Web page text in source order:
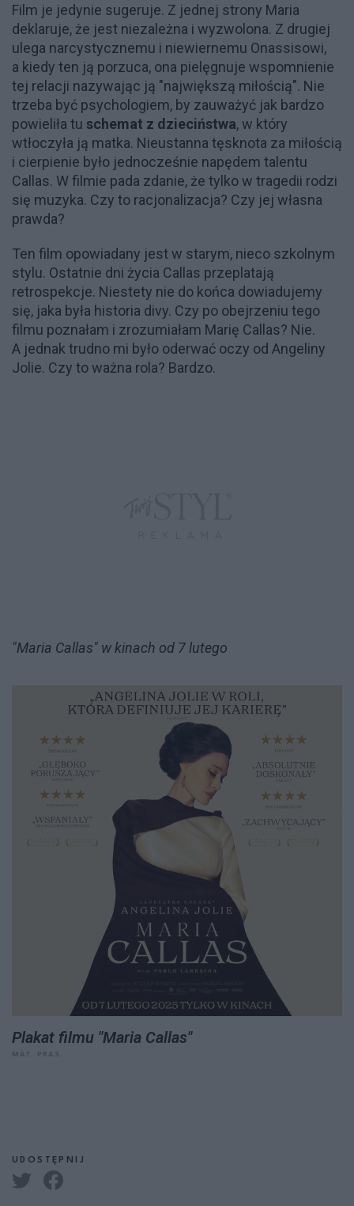
Film je jedynie sugeruje. Z jednej strony Maria
deklaruje, że jest niezależna i wyzwolona. Z drugiej
ulega narcystycznemu i niewiernemu Onassisowi,
a kiedy ten ją porzuca, ona pielęgnuje wspomnienie
tej relacji nazywając ją "największą miłością". Nie
trzeba być psychologiem, by zauważyć jak bardzo
powieliła tu schemat z dzieciństwa, w który
wtłoczyła ją matka. Nieustanna tęsknota za miłością
i cierpienie było jednocześnie napędem talentu
Callas. W filmie pada zdanie, że tylko w tragedii rodzi
się muzyka. Czy to racjonalizacja? Czy jej własna
prawda?
Ten film opowiadany jest w starym, nieco szkolnym
stylu. Ostatnie dni życia Callas przeplatają
retrospekcje. Niestety nie do końca dowiadujemy
się, jaka była historia divy. Czy po obejrzeniu tego
filmu poznałam i zrozumiałam Marię Callas? Nie.
A jednak trudno mi było oderwać oczy od Angeliny
Jolie. Czy to ważna rola? Bardzo.
"Maria Callas" w kinach od 7 lutego
Plakat filmu "Maria Callas"
UDOSTĘPNIJ